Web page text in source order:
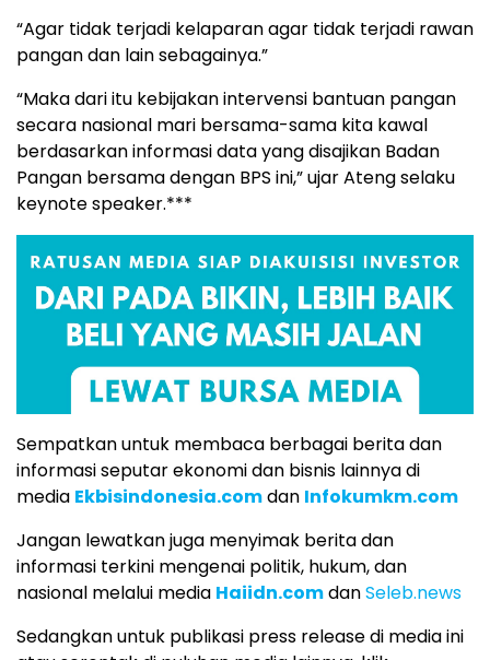
“Agar tidak terjadi kelaparan agar tidak terjadi rawan
pangan dan lain sebagainya.”
“Maka dari itu kebijakan intervensi bantuan pangan
secara nasional mari bersama-sama kita kawal
berdasarkan informasi data yang disajikan Badan
Pangan bersama dengan BPS ini,” ujar Ateng selaku
keynote speaker.***
Sempatkan untuk membaca berbagai berita dan
informasi seputar ekonomi dan bisnis lainnya di
media Ekbisindonesia.comdan Infokumkm.com
Jangan lewatkan juga menyimak berita dan
informasi terkini mengenai politik, hukum, dan
nasional melalui media Haiidn.comdanSeleb.news
Sedangkan untuk publikasi press release di media ini